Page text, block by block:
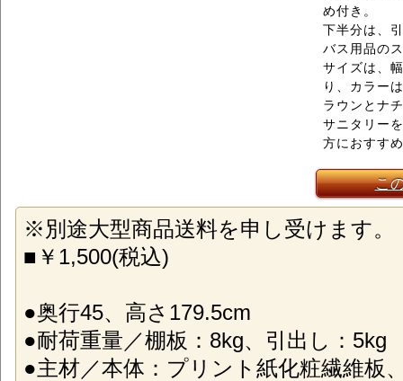
め付き。
下半分は、
バス用品の
サイズは、
り、カラー
ラウンとナ
サニタリー
方におすす
こ
※別途大型商品送料を申し受けます。
■￥1,500(税込)
●奥行45、高さ179.5cm
●耐荷重量／棚板：8kg、引出し：5kg
●主材／本体：プリント紙化粧繊維板